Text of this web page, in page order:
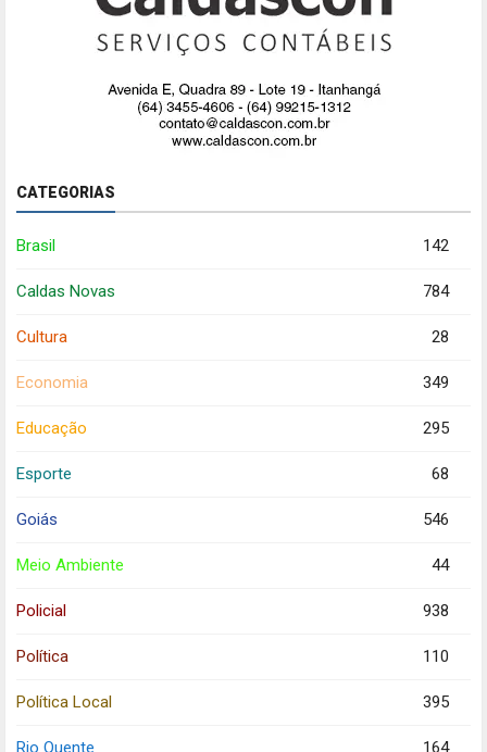
CATEGORIAS
Brasil 142
Caldas Novas 784
Cultura 28
Economia 349
Educação 295
Esporte 68
Goiás 546
Meio Ambiente 44
Policial 938
Política 110
Política Local 395
Rio Quente 164